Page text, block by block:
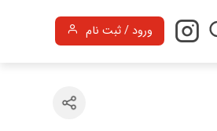
ورود / ثبت نام